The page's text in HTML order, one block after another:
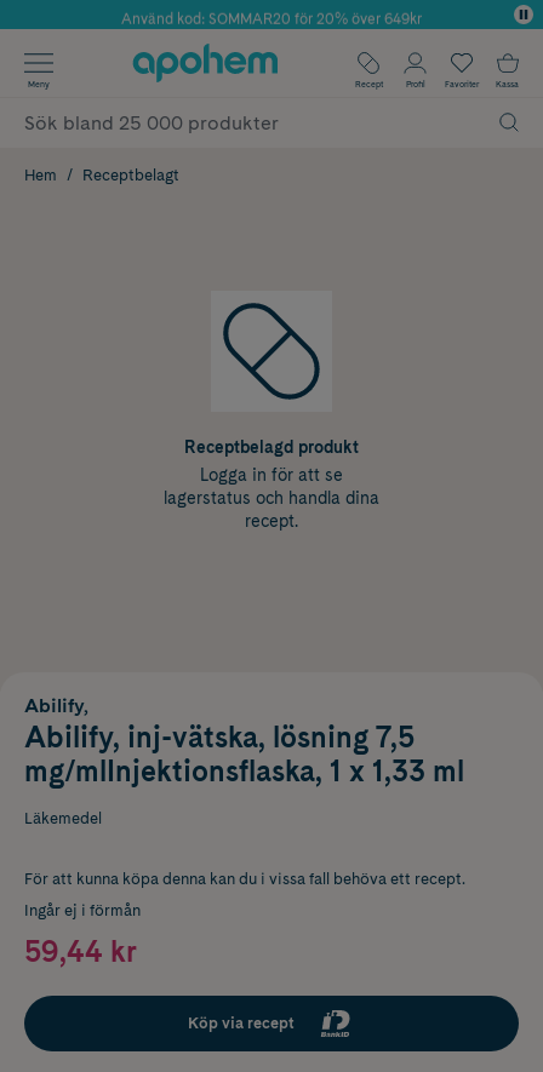
Årets Butik 2025 inom Skönhet
Använd kod: SOMMAR20 för 20% över 649kr
✓ Fri frakt
✓ Poäng på alla köp*
Meny Recept Profil Favoriter Kassa
Hem Receptbelagt
Receptbelagd produkt
Logga in för att se
lagerstatus och handla dina
recept.
Abilify,
Abilify, inj-vätska, lösning 7,5
mg/mlInjektionsflaska, 1 x 1,33 ml
Läkemedel
För att kunna köpa denna kan du i vissa fall behöva ett recept.
Ingår ej i förmån
59,44 kr
Köp via recept